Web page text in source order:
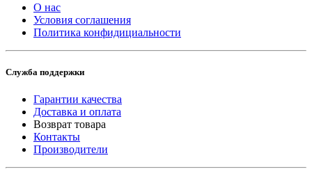
О нас
Условия соглашения
Политика конфидициальности
Служба поддержки
Гарантии качества
Доставка и оплата
Возврат товара
Контакты
Производители